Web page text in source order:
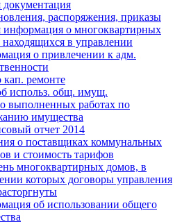
распоряжения, приказы
о многоквартирных
находящихся в управлении
о привлечении к адм.
ремонте
использ. общ. имущ.
выполненных работах по
имущества
отчет 2014
о поставщиках коммунальных
и стоимость тарифов
многоквартирных домов, в
которых договоры управления
об использовании общего